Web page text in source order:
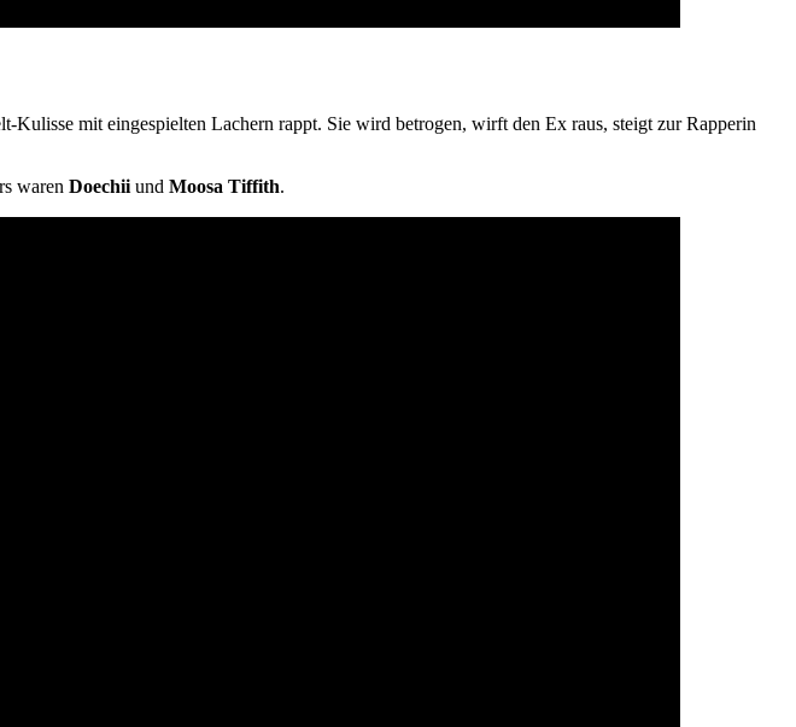
mit eingespielten Lachern rappt. Sie wird betrogen, wirft den Ex raus, steigt zur Rapperin
waren Doechii und Moosa Tiffith.